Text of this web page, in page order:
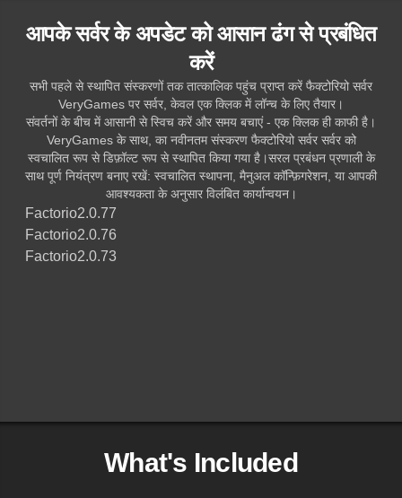
आपके सर्वर के अपडेट को आसान ढंग से प्रबंधित
करें
सभी पहले से स्थापित संस्करणों तक तात्कालिक पहुंच प्राप्त करें फैक्टोरियो सर्वर
VeryGames पर सर्वर, केवल एक क्लिक में लॉन्च के लिए तैयार।
संवर्तनों के बीच में आसानी से स्विच करें और समय बचाएं - एक क्लिक ही काफी है।
VeryGames के साथ, का नवीनतम संस्करण फैक्टोरियो सर्वर सर्वर को
स्वचालित रूप से डिफ़ॉल्ट रूप से स्थापित किया गया है।सरल प्रबंधन प्रणाली के
साथ पूर्ण नियंत्रण बनाए रखें: स्वचालित स्थापना, मैनुअल कॉन्फ़िगरेशन, या आपकी
आवश्यकता के अनुसार विलंबित कार्यान्वयन।
Factorio2.0.77
Factorio2.0.76
Factorio2.0.73
What's Included